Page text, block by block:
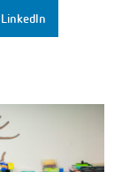
LinkedIn